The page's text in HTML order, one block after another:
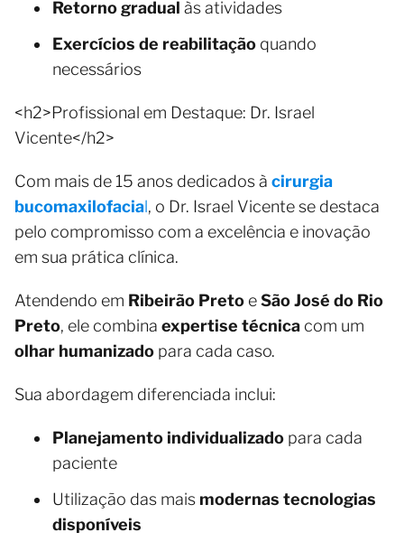
Retorno gradual às atividades
Exercícios de reabilitação quando
necessários
<h2>Profissional em Destaque: Dr. Israel
Vicente</h2>
Com mais de 15 anos dedicados à cirurgia
bucomaxilofacial, o Dr. Israel Vicente se destaca
pelo compromisso com a excelência e inovação
em sua prática clínica.
Atendendo em Ribeirão Preto eSão José do Rio
Preto, ele combina expertise técnica com um
olhar humanizado para cada caso.
Sua abordagem diferenciada inclui:
Planejamento individualizado para cada
paciente
Utilização das mais modernas tecnologias
disponíveis